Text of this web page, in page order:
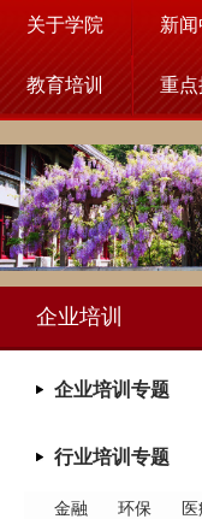
关于学院 新
教育培训 重点
企业培训
企业培训专题
行业培训专题
金融 环保 医